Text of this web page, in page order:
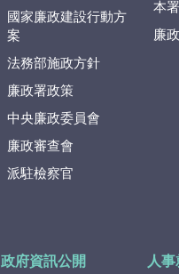
國家廉政建設行動方
案
法務部施政方針
廉政署政策
中央廉政委員會
廉政審查會
派駐檢察官
本
廉
政府資訊公開 人